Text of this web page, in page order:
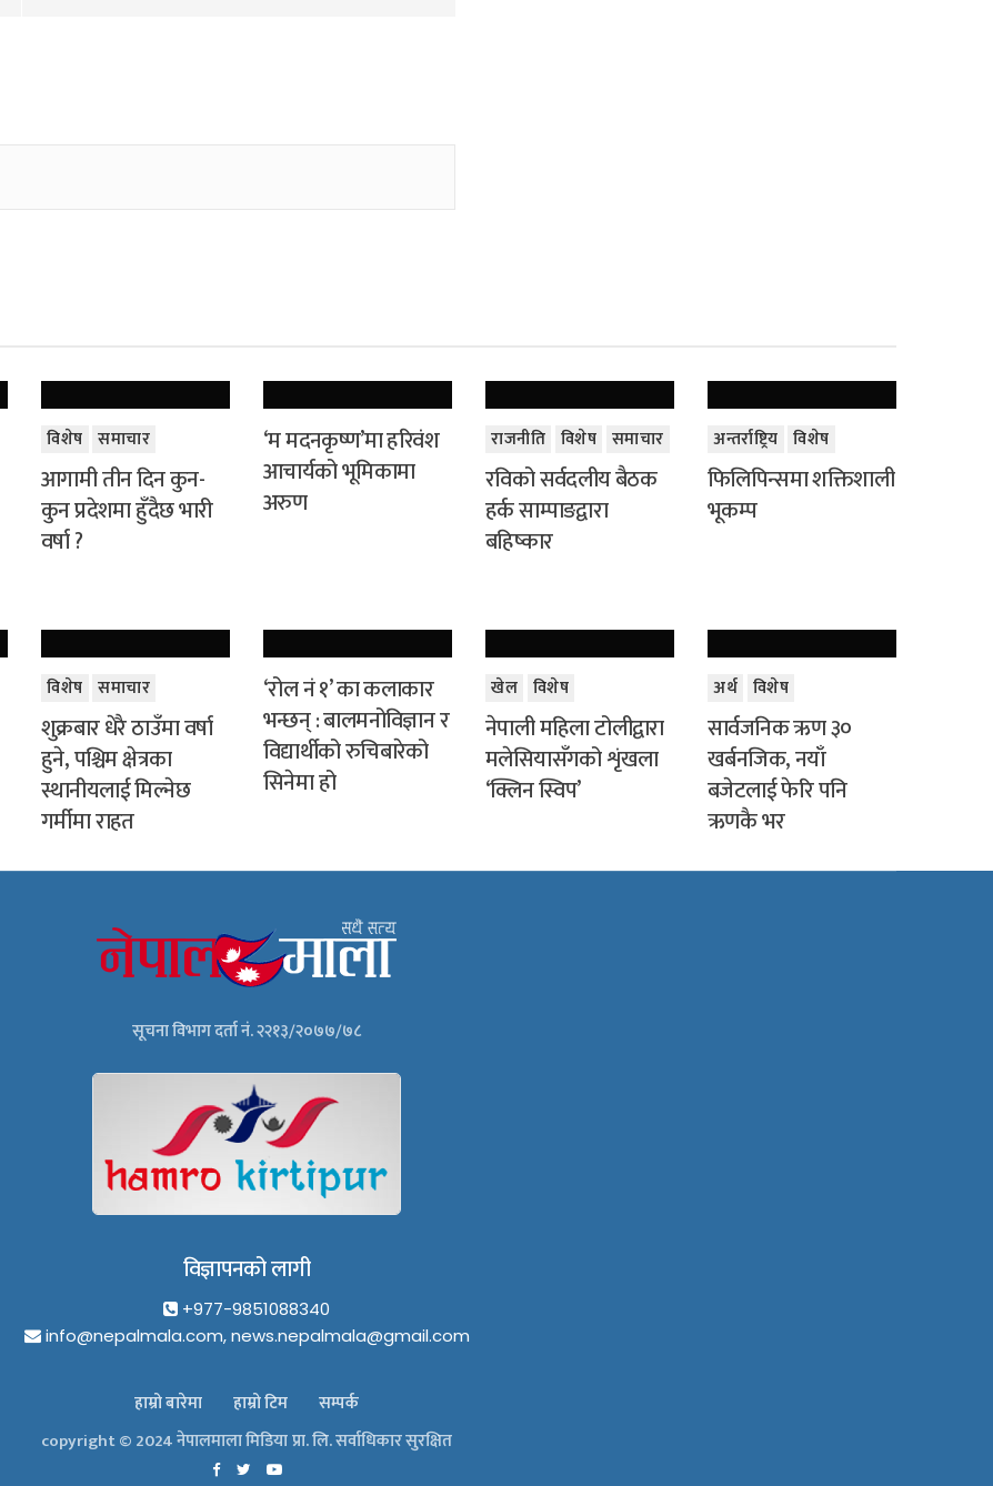
विशेष समाचार
आगामी तीन दिन कुन-
कुन प्रदेशमा हुँदैछ भारी
वर्षा ?
‘म मदनकृष्ण’मा हरिवंश
आचार्यको भूमिकामा
अरुण
राजनीति विशेष समाचार
रविको सर्वदलीय बैठक
हर्क साम्पाङद्वारा
बहिष्कार
अन्तर्राष्ट्रिय विशेष
फिलिपिन्समा शक्तिशाली
भूकम्प
विशेष समाचार
शुक्रबार धेरै ठाउँमा वर्षा
हुने, पश्चिम क्षेत्रका
स्थानीयलाई मिल्नेछ
गर्मीमा राहत
‘रोल नं १’ का कलाकार
भन्छन् : बालमनोविज्ञान र
विद्यार्थीको रुचिबारेको
सिनेमा हो
खेल विशेष
नेपाली महिला टोलीद्वारा
मलेसियासँगको शृंखला
‘क्लिन स्विप’
अर्थ विशेष
सार्वजनिक ऋण ३०
खर्बनजिक, नयाँ
बजेटलाई फेरि पनि
ऋणकै भर
सूचना विभाग दर्ता नं. २२१३/२०७७/७८
विज्ञापनको लागी
+977-9851088340
info@nepalmala.com, news.nepalmala@gmail.com
हाम्रो बारेमा हाम्रो टिम
सम्पर्क
copyright © 2024 नेपालमाला मिडिया प्रा. लि. सर्वाधिकार सुरक्षित